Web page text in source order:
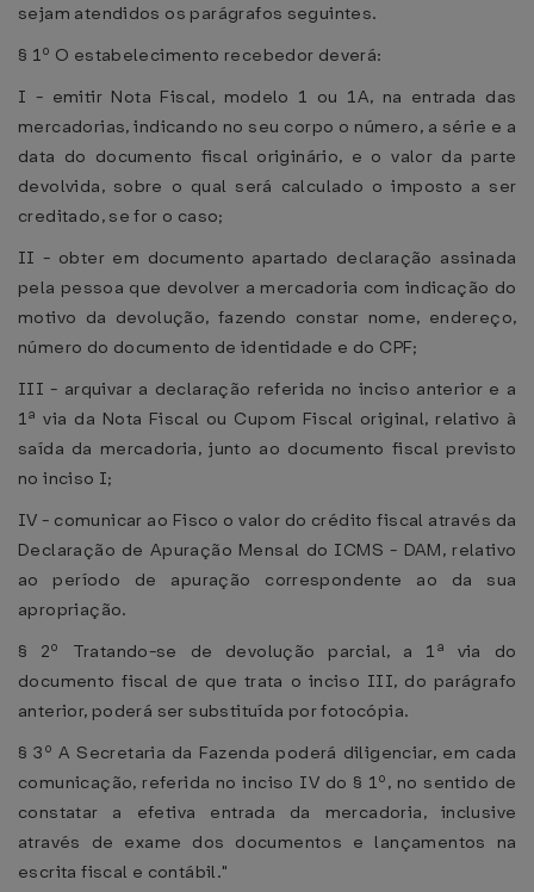
sejam atendidos os parágrafos seguintes.
§ 1º O estabelecimento recebedor deverá:
I - emitir Nota Fiscal, modelo 1 ou 1A, na entrada das
mercadorias, indicando no seu corpo o número, a série e a
data do documento fiscal originário, e o valor da parte
devolvida, sobre o qual será calculado o imposto a ser
creditado, se for o caso;
II - obter em documento apartado declaração assinada
pela pessoa que devolver a mercadoria com indicação do
motivo da devolução, fazendo constar nome, endereço,
número do documento de identidade e do CPF;
III - arquivar a declaração referida no inciso anterior e a
1ª via da Nota Fiscal ou Cupom Fiscal original, relativo à
saída da mercadoria, junto ao documento fiscal previsto
no inciso I;
IV - comunicar ao Fisco o valor do crédito fiscal através da
Declaração de Apuração Mensal do ICMS - DAM, relativo
ao período de apuração correspondente ao da sua
apropriação.
§ 2º Tratando-se de devolução parcial, a 1ª via do
documento fiscal de que trata o inciso III, do parágrafo
anterior, poderá ser substituída por fotocópia.
§ 3º A Secretaria da Fazenda poderá diligenciar, em cada
comunicação, referida no inciso IV do § 1º, no sentido de
constatar a efetiva entrada da mercadoria, inclusive
através de exame dos documentos e lançamentos na
escrita fiscal e contábil."